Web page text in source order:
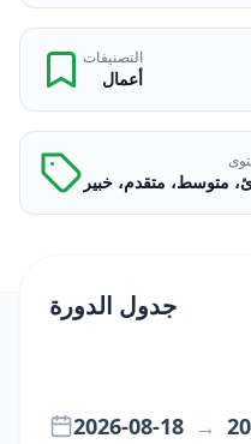
التصنيفات
أعمال
متوسط، متقدم، خبير
جدول الدورة
2026-08-18 →